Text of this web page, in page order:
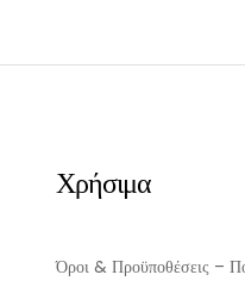
ΠΡΟΣΘΉΚΗ ΣΤΟ ΚΑΛΆΘΙ
Χρήσιμα
Όροι & Προϋποθέσεις –